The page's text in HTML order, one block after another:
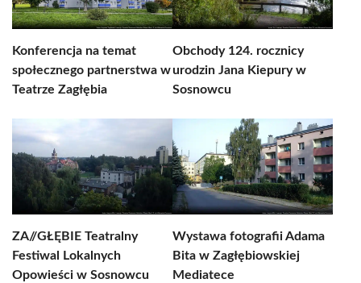
Konferencja na temat
społecznego partnerstwa w
Teatrze Zagłębia
Obchody 124. rocznicy
urodzin Jana Kiepury w
Sosnowcu
ZA//GŁĘBIE Teatralny
Festiwal Lokalnych
Opowieści w Sosnowcu
Wystawa fotografii Adama
Bita w Zagłębiowskiej
Mediatece